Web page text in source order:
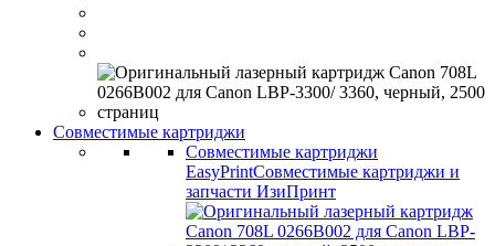
Совместимые картриджи
Совместимые картриджи
EasyPrintСовместимые картриджи и
запчасти ИзиПринт